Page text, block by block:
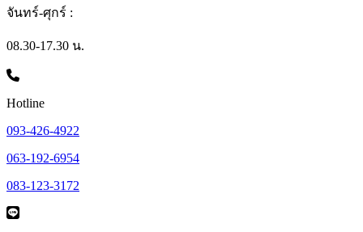
จันทร์-ศุกร์ :
08.30-17.30 น.
Hotline
093-426-4922
063-192-6954
083-123-3172